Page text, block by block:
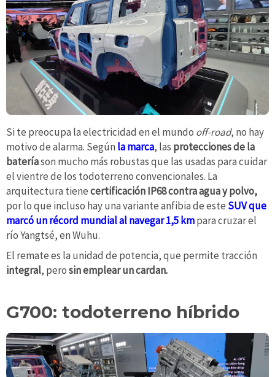
Si te preocupa la electricidad en el mundo off-road, no hay
motivo de alarma. Según la marca, las protecciones de la
bateríason mucho más robustas que las usadas para cuidar
el vientre de los todoterreno convencionales. La
arquitectura tienecertificación IP68 contra agua y polvo,
por lo que incluso hay una variante anfibia de este SUV que
marcó un récord mundial al navegar 1,5 kmpara cruzar el
río Yangtsé, en Wuhu.
El remate es la unidad de potencia, que permite tracción
integral, perosin emplear un cardan.
G700: todoterreno híbrido